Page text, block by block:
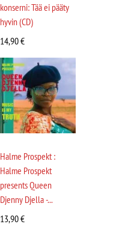
konserni: Tää ei pääty
hyvin (CD)
14,90€
Halme Prospekt :
Halme Prospekt
presents Queen
Djenny Djella -...
13,90€